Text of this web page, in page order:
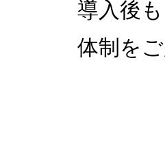
導入後
体制を